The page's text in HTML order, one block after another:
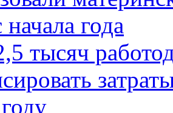
начала года
тысяч